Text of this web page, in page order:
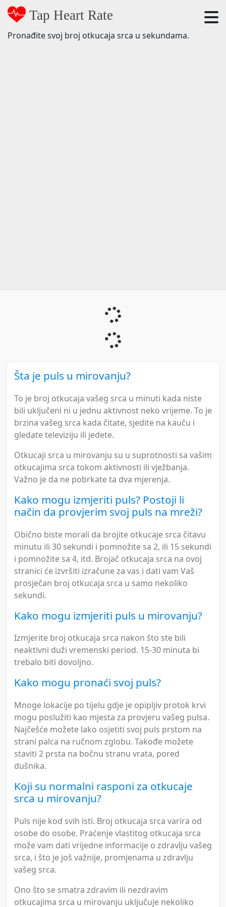
Tap Heart Rate
Pronađite svoj broj otkucaja srca u sekundama.
Šta je puls u mirovanju?
To je broj otkucaja vašeg srca u minuti kada niste
bili uključeni ni u jednu aktivnost neko vrijeme. To je
brzina vašeg srca kada čitate, sjedite na kauču i
gledate televiziju ili jedete.
Otkucaji srca u mirovanju su u suprotnosti sa vašim
otkucajima srca tokom aktivnosti ili vježbanja.
Važno je da ne pobrkate ta dva mjerenja.
Kako mogu izmjeriti puls? Postoji li
način da provjerim svoj puls na mreži?
Obično biste morali da brojite otkucaje srca čitavu
minutu ili 30 sekundi i pomnožite sa 2, ili 15 sekundi
i pomnožite sa 4, itd. Brojač otkucaja srca na ovoj
stranici će izvršiti izračune za vas i dati vam Vaš
prosječan broj otkucaja srca u samo nekoliko
sekundi.
Kako mogu izmjeriti puls u mirovanju?
Izmjerite broj otkucaja srca nakon što ste bili
neaktivni duži vremenski period. 15-30 minuta bi
trebalo biti dovoljno.
Kako mogu pronaći svoj puls?
Mnoge lokacije po tijelu gdje je opipljiv protok krvi
mogu poslužiti kao mjesta za provjeru vašeg pulsa.
Najčešće možete lako osjetiti svoj puls prstom na
strani palca na ručnom zglobu. Takođe možete
staviti 2 prsta na bočnu stranu vrata, pored
dušnika.
Koji su normalni rasponi za otkucaje
srca u mirovanju?
Puls nije kod svih isti. Broj otkucaja srca varira od
osobe do osobe. Praćenje vlastitog otkucaja srca
može vam dati vrijedne informacije o zdravlju vašeg
srca, i što je još važnije, promjenama u zdravlju
vašeg srca.
Ono što se smatra zdravim ili nezdravim
otkucajima srca u mirovanju uključuje nekoliko